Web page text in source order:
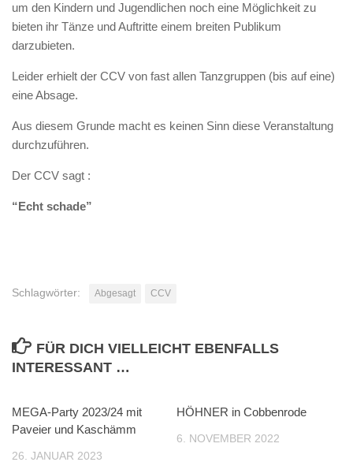
um den Kindern und Jugendlichen noch eine Möglichkeit zu
bieten ihr Tänze und Auftritte einem breiten Publikum
darzubieten.
Leider erhielt der CCV von fast allen Tanzgruppen (bis auf eine)
eine Absage.
Aus diesem Grunde macht es keinen Sinn diese Veranstaltung
durchzuführen.
Der CCV sagt :
“Echt schade”
Schlagwörter: Abgesagt CCV
FÜR DICH VIELLEICHT EBENFALLS
INTERESSANT …
MEGA-Party 2023/24 mit
Paveier und Kaschämm
26. JANUAR 2023
HÖHNER in Cobbenrode
6. NOVEMBER 2022